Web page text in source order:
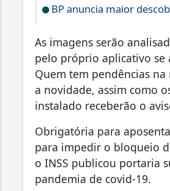
BP anuncia maior
As imagens serão
pelo próprio aplicativo se
Quem tem pendências
a novidade, assim como
instalado receberão o
Obrigatória para
para impedir o bloqueio
o INSS publicou portaria
pandemia de covid-19.